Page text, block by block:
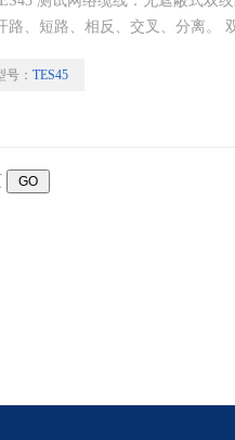
路、短路、相反、交叉、分离。
值56V) 保护。 简单且容易使用。
号： TES45